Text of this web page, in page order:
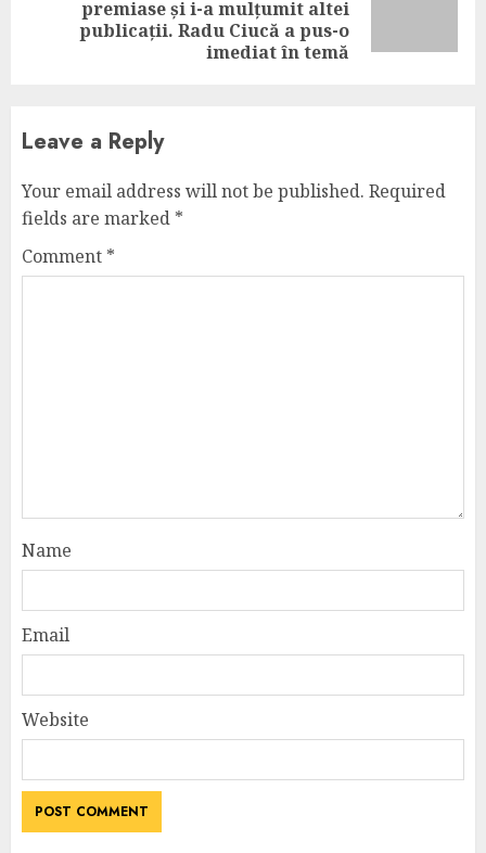
premiase și i-a mulțumit altei
publicații. Radu Ciucă a pus-o
imediat în temă
Leave a Reply
Your email address will not be published. Required
fields are marked *
Comment *
Name
Email
Website